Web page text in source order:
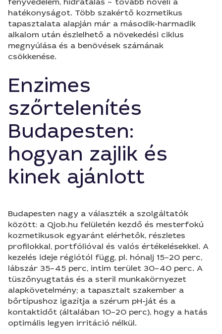
hatékonyságot. Több szakértő kozmetikus
tapasztalata alapján már a második-harmadik
alkalom után észlelhető a növekedési ciklus
megnyúlása és a benövések számának
csökkenése.
Enzimes
szőrtelenítés
Budapesten:
hogyan zajlik és
kinek ajánlott
Budapesten nagy a választék a szolgáltatók
között: a Qjob.hu felületén kezdő és mesterfokú
kozmetikusok egyaránt elérhetők, részletes
profilokkal, portfólióval és valós értékelésekkel. A
kezelés ideje régiótól függ, pl. hónalj 15–20 perc,
lábszár 35–45 perc, intim terület 30–40 perc. A
tüszőnyugtatás és a steril munkakörnyezet
alapkövetelmény; a tapasztalt szakember a
bőrtípushoz igazítja a szérum pH-ját és a
kontaktidőt (általában 10–20 perc), hogy a hatás
optimális legyen irritáció nélkül.